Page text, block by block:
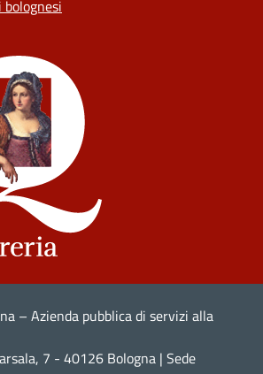
– Azienda pubblica di servizi alla
7 - 40126 Bologna | Sede